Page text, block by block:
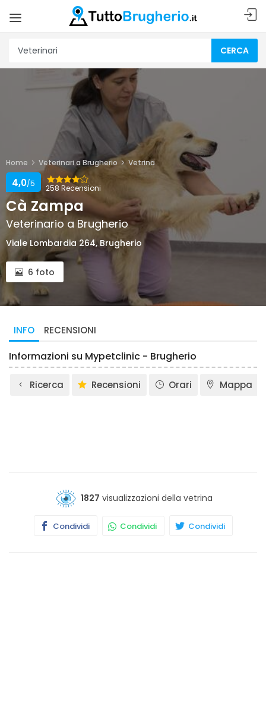
CERCA
Home Veterinari a Brugherio Vetrina
258 Recensioni
4,0/5
Cà Zampa
Veterinario a Brugherio
Viale Lombardia 264, Brugherio
6 foto
INFO RECENSIONI
Informazioni su Mypetclinic - Brugherio
Ricerca Recensioni Orari Mappa
1827 visualizzazioni della vetrina
Condividi Condividi Condividi